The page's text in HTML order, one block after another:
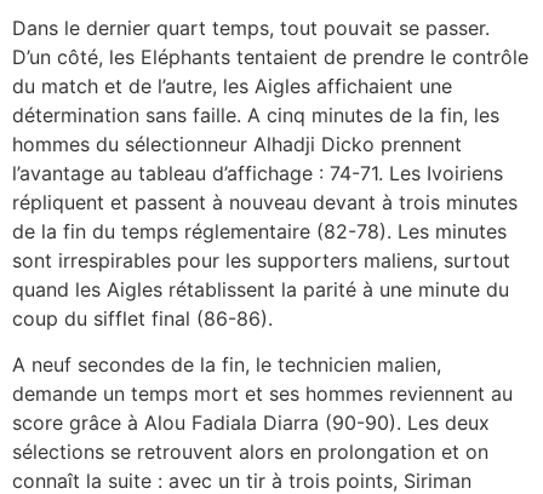
Dans le dernier quart temps, tout pouvait se passer.
D’un côté, les Eléphants tentaient de prendre le contrôle
du match et de l’autre, les Aigles affichaient une
détermination sans faille. A cinq minutes de la fin, les
hommes du sélectionneur Alhadji Dicko prennent
l’avantage au tableau d’affichage : 74-71. Les Ivoiriens
répliquent et passent à nouveau devant à trois minutes
de la fin du temps réglementaire (82-78). Les minutes
sont irrespirables pour les supporters maliens, surtout
quand les Aigles rétablissent la parité à une minute du
coup du sifflet final (86-86).
A neuf secondes de la fin, le technicien malien,
demande un temps mort et ses hommes reviennent au
score grâce à Alou Fadiala Diarra (90-90). Les deux
sélections se retrouvent alors en prolongation et on
connaît la suite : avec un tir à trois points, Siriman